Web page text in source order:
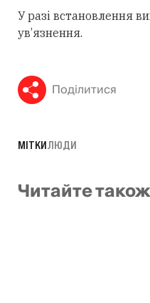
У разі встановлення
ув’язнення.
Поділитися
МІТКИ ЛЮДИ
Читайте також